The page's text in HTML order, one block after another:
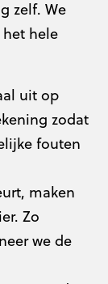
zelf. We
hele
uit op
zodat
fouten
maken
Zo
we de